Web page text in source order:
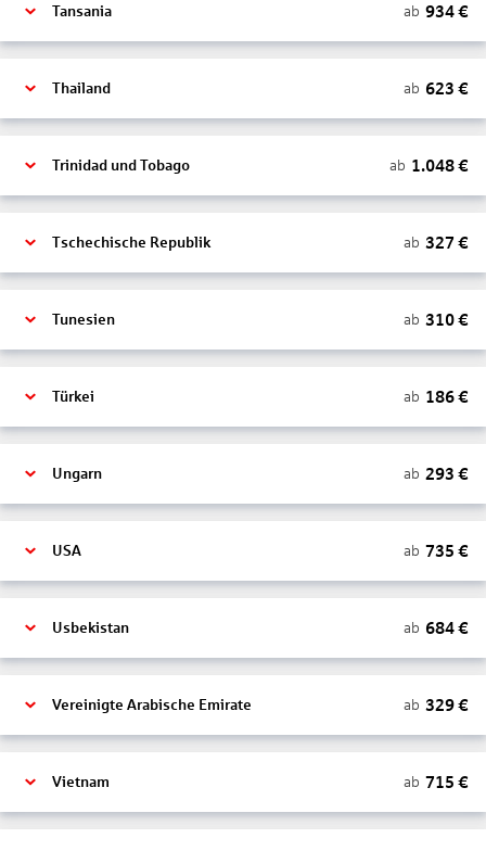
Tansania ab 934€
Thailand ab 623 €
Trinidad und Tobago ab 1.048€
Tschechische Republik ab 327 €
Tunesien ab 310€
Türkei ab 186€
Ungarn ab 293 €
USA ab 735 €
Usbekistan ab 684€
Vereinigte Arabische Emirate ab 329€
Vietnam ab 715 €